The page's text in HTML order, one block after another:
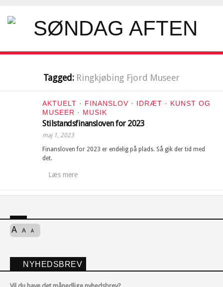
Tagged: Ringkjøbing Fjord Museer
AKTUELT · FINANSLOV · IDRÆT · KUNST OG
MUSEER · MUSIK
Stilstandsfinansloven for 2023
maj 1, 2023
Finansloven for 2023 er endelig på plads. Så gik der tid med
det.
Læs mere
A A A
NYHEDSBREV